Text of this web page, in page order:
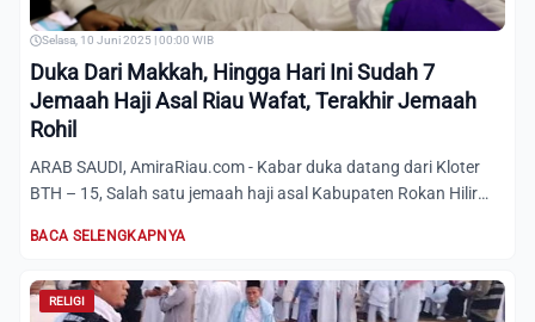
Selasa, 10 Juni 2025 | 00:00 WIB
Duka Dari Makkah, Hingga Hari Ini Sudah 7
Jemaah Haji Asal Riau Wafat, Terakhir Jemaah
Rohil
ARAB SAUDI, AmiraRiau.com - Kabar duka datang dari Kloter
BTH – 15, Salah satu jemaah haji asal Kabupaten Rokan Hilir
BACA SELENGKAPNYA
RELIGI